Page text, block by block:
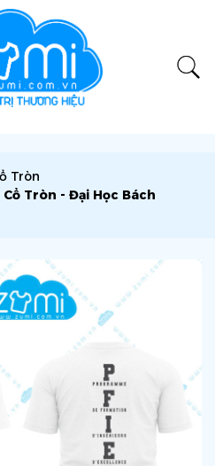
Tròn
Tròn - Đại Học Bách